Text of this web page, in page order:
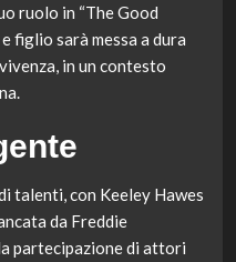
ruolo in “The Good
figlio sarà messa a dura
in un contesto
talenti, con Keeley Hawes
da Freddie
partecipazione di attori